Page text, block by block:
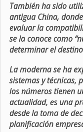
También ha sido
antigua China,
evaluar la
se la conoce como
determinar el
La moderna se ha
sistemas y técnicas,
los números tienen
actualidad, es una
desde la toma de
planificación